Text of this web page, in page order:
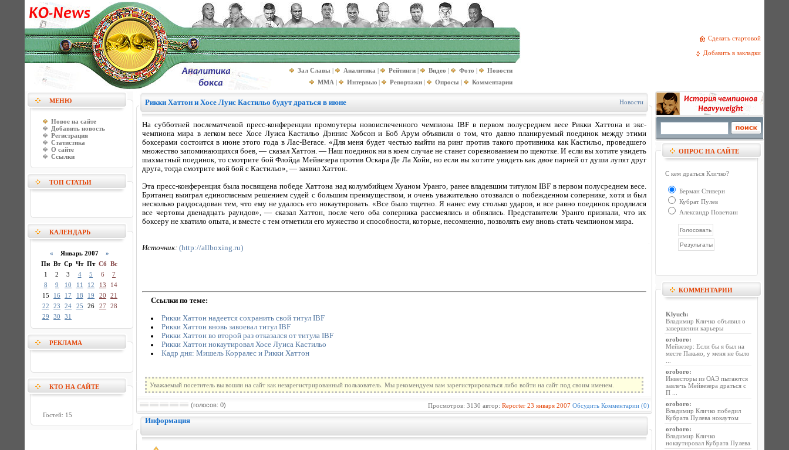
Сделать стартовой
Добавить в закладки
Зал Славы | Аналитика | Рейтинги | Видео | Фото |
Новости
MMA | Интервью | Репортажи | Опросы | Комментарии
МЕНЮ
Новое на сайте
Добавить новость
Регистрация
Статистика
О сайте
Ссылки
ТОП СТАТЬИ
КАЛЕНДАРЬ
« Январь 2007 »
Пн Вт Ср Чт Пт Сб Вс
1
2 3 4 5 6
7
8
9 10 11 12 13
14
15
16 17 18 19 20
21
22
23 24 25 26 27
28
29
30 31
РЕКЛАМА
КТО НА САЙТЕ
Гостей: 15
Рикки Хаттон и Хосе Луис Кастильо будут драться в июне Новости
На субботней послематчевой пресс-конференции промоутеры новоиспеченного чемпиона IBF в первом полусреднем весе Рикки Хаттона и экс-
чемпиона мира в легком весе Хосе Луиса Кастильо Дэннис Хобсон и Боб Арум объявили о том, что давно планируемый поединок между этими
боксерами состоится в июне этого года в Лас-Вегасе. «Для меня будет честью выйти на ринг против такого противника как Кастильо, проведшего
множество запоминающихся боев, — сказал Хаттон. — Наш поединок ни в коем случае не станет соревнованием по щекотке. И если вы хотите увидеть
шахматный поединок, то смотрите бой Флойда Мейвезера против Оскара Де Ла Хойи, но если вы хотите увидеть как двое парней от души лупят друг
друга, тогда смотрите мой бой с Кастильо», — заявил Хаттон.
Эта пресс-конференция была посвящена победе Хаттона над колумбийцем Хуаном Уранго, ранее владевшим титулом IBF в первом полусреднем весе.
Британец выиграл единогласным решением судей с большим преимуществом, и очень уважительно отозвался о побежденном сопернике, хотя и был
несколько раздосадован тем, что ему не удалось его нокаутировать. «Все было тщетно. Я нанес ему столько ударов, и все равно поединок продлился
все чертовы двенадцать раундов», — сказал Хаттон, после чего оба соперника рассмеялись и обнялись. Представители Уранго признали, что их
боксеру не хватило опыта, и вместе с тем отметили его мужество и способности, которые, несомненно, позволять ему вновь стать чемпионом мира.
Источник: (http://allboxing.ru)
Ссылки по теме:
Рикки Хаттон надеется сохранить свой титул IBF
Рикки Хаттон вновь завоевал титул IBF
Рикки Хаттон во второй раз отказался от титула IBF
Рикки Хаттон нокаутировал Хосе Луиса Кастильо
Кадр дня: Мишель Корралес и Рикки Хаттон
Уважаемый посетитель вы вошли на сайт как незарегистрированный пользователь. Мы рекомендуем вам зарегистрироваться либо войти на сайт под своим именем.
(голосов: 0) Просмотров: 3130 автор: Reporter 23 января 2007 Обсудить Комментарии (0)
Информация
ОПРОС НА САЙТЕ
С кем драться Кличко?
Берман Стиверн
Кубрат Пулев
Александр Поветкин
КОММЕНТАРИИ
Klyuch:
Владимир Кличко объявил о
завершении карьеры
oroboro:
Мейвезер: Если бы я был на
месте Пакьяо, у меня не было
oroboro:
Инвесторы из ОАЭ пытаются
завлечь Мейвезера драться с
П ...
oroboro:
Владимир Кличко победил
Кубрата Пулева нокаутом
oroboro:
Владимир Кличко
нокаутировал Кубрата Пулева